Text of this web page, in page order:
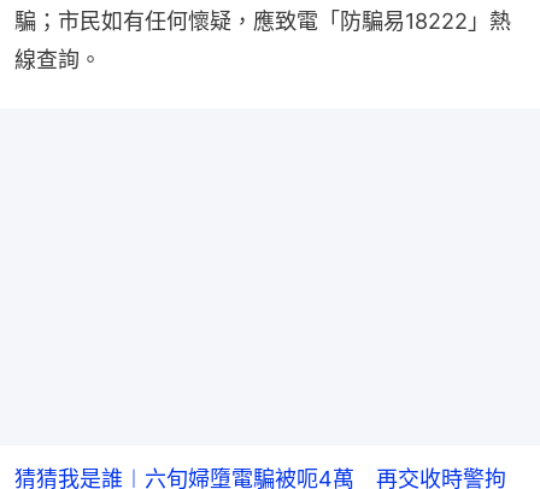
騙；市民如有任何懷疑，應致電「防騙易18222」熱
線查詢。
猜猜我是誰︱六旬婦墮電騙被呃4萬 再交收時警拘